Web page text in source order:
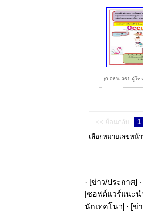
(0.06%-361 ผู้โห
<< ย้อนกลับ 1
เลือกหมายเลขหน้
· [ข่าว/ประกาศ]
[ซอฟต์แวร์แนะน
นักเทคโนฯ] · [ข่